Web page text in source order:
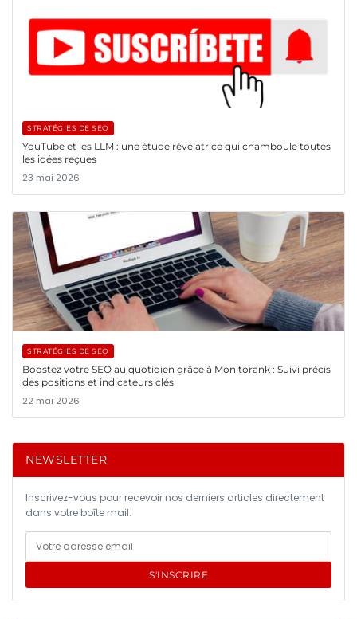
STRATÉGIES DE SEO
YouTube et les LLM : une étude révélatrice qui chamboule toutes
les idées reçues
23 mai 2026
STRATÉGIES DE SEO
Boostez votre SEO au quotidien grâce à Monitorank : Suivi précis
des positions et indicateurs clés
22 mai 2026
NEWSLETTER
Inscrivez-vous pour recevoir nos derniers articles directement
dans votre boîte mail.
S'INSCRIRE